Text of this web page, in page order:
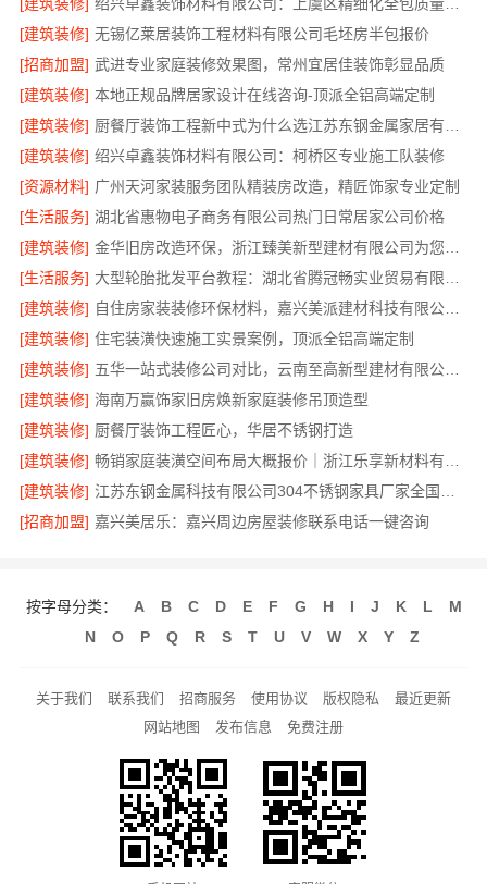
[建筑装修] 无锡亿莱居装饰工程材料有限公司毛坯房半包报价
[招商加盟] 武进专业家庭装修效果图，常州宜居佳装饰彰显品质
[建筑装修] 本地正规品牌居家设计在线咨询-顶派全铝高端定制
[建筑装修]
[建筑装修] 绍兴卓鑫装饰材料有限公司：柯桥区专业施工队装修
[资源材料] 广州天河家装服务团队精装房改造，精匠饰家专业定制
[生活服务] 湖北省惠物电子商务有限公司热门日常居家公司价格
[建筑装修]
[生活服务]
[建筑装修]
自住房家装装修环保材料，嘉兴美派建材科技有限公司一线品牌正品保障
[建筑装修] 住宅装潢快速施工实景案例，顶派全铝高端定制
[建筑装修]
五华一站式装修公司对比，云南至高新型建材有限公司领先
[建筑装修] 海南万赢饰家旧房焕新家庭装修吊顶造型
[建筑装修] 厨餐厅装饰工程匠心，华居不锈钢打造
[建筑装修]
[建筑装修]
[招商加盟] 嘉兴美居乐：嘉兴周边房屋装修联系电话一键咨询
按字母分类： A B C D E F G H I J K L
M
N
O P Q R S T U V W X Y Z
关于我们 联系我们 招商服务 使用协议 版权隐私
最近更新
网站地图
发布信息 免费注册